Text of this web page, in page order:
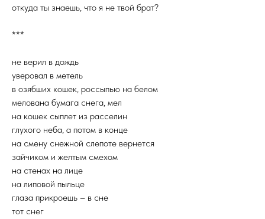
откуда ты знаешь, что я не твой брат?
***
не верил в дождь
уверовал в метель
в озябших кошек, россыпью на белом
мелована бумага снега, мел
на кошек сыплет из расселин
глухого неба, а потом в конце
на смену снежной слепоте вернется
зайчиком и желтым смехом
на стенах на лице
на липовой пыльце
глаза прикроешь – в сне
тот снег